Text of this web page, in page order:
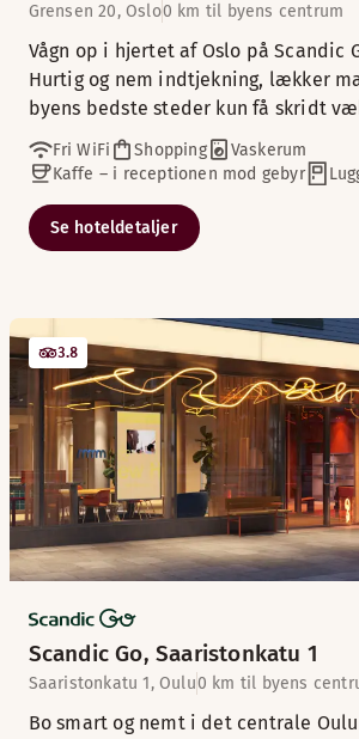
Grensen 20, Oslo0 km til byens centrum
Vågn op i hjertet af Oslo på Scandic
Hurtig og nem indtjekning, lækker
byens bedste steder kun få skridt
Fri WiFi Shopping
Vaskerum
Kaffe – i receptionen mod gebyr
Se hoteldetaljer
3.8
Scandic Go, Saaristonkatu 1
Saaristonkatu 1, Oulu0 km til byens
Bo smart og nemt i det centrale